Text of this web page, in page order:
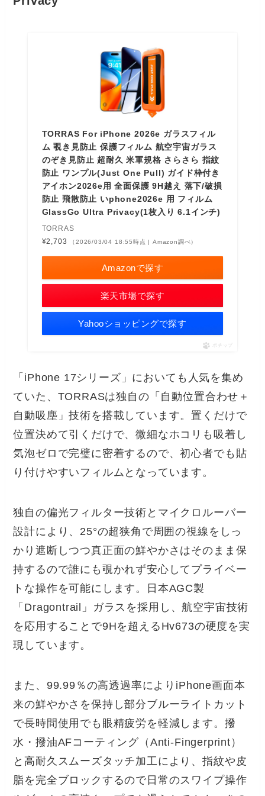
TORRAS For iPhone 2026e ガラスフィル
ム 覗き見防止 保護フィルム 航空宇宙ガラス
のぞき見防止 超耐久 米軍規格 さらさら 指紋
防止 ワンプル(Just One Pull) ガイド枠付き
アイホン2026e用 全面保護 9H越え 落下/破損
防止 飛散防止 いphone2026e 用 フィルム
GlassGo Ultra Privacy(1枚入り 6.1インチ)
TORRAS
¥2,703
（2026/03/04 18:55時点 | Amazon調べ）
Amazonで探す
楽天市場で探す
Yahooショッピングで探す
ポチップ
「iPhone 17シリーズ」においても人気を集め
ていた、TORRASは独自の「自動位置合わせ＋
自動吸塵」技術を搭載しています。置くだけで
位置決めて引くだけで、微細なホコリも吸着し
気泡ゼロで完璧に密着するので、初心者でも貼
り付けやすいフィルムとなっています。
独自の偏光フィルター技術とマイクロルーバー
設計により、25°の超狭角で周囲の視線をしっ
かり遮断しつつ真正面の鮮やかさはそのまま保
持するので誰にも覗かれず安心してプライベー
トな操作を可能にします。日本AGC製
「Dragontrail」ガラスを採用し、航空宇宙技術
を応用することで9Hを超えるHv673の硬度を実
現しています。
また、99.99％の高透過率によりiPhone画面本
来の鮮やかさを保持し部分ブルーライトカット
で長時間使用でも眼精疲労を軽減します。撥
水・撥油AFコーティング（Anti-Fingerprint）
と高耐久スムーズタッチ加工により、指紋や皮
脂を完全ブロックするので日常のスワイプ操作